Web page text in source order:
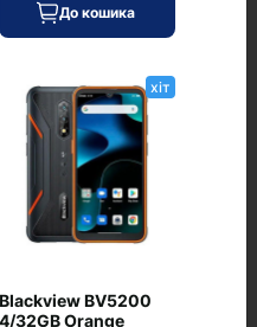
товар, станьте
своє питання.
До кошика
хіт
Blackview BV5200
4/32GB Orange